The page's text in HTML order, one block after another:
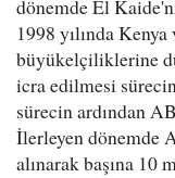
dönemde El
1998 yılında
büyükelçiliklerine
icra edilmesi
sürecin ardından
İlerleyen dönemde
alınarak başına 10